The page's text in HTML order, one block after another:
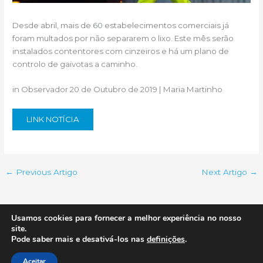
Desde abril, mais de 60 estabelecimentos comerciais já
foram multados por não separarem o lixo. Este mês serão
instalados contentores com cinzeiros e há um plano de
controlo de gaivotas a caminho.
in Observador 20 de Outubro de 2019 | Maria Martinho
LINK NOTÍCIA
← Previous Artigo Next Artigo →
Usamos cookies para fornecer a melhor experiência no nosso
site.
Pode saber mais e desativá-los nas definições.